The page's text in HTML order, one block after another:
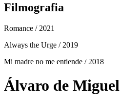
Filmografia
Romance / 2021
Always the Urge / 2019
Mi madre no me entiende / 2018
Álvaro de Miguel